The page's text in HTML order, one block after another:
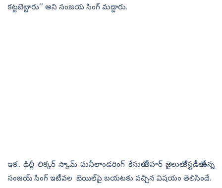
కట్టబెట్టారు’’ అని సంజయ​ సింగ్‌ మడ్డారు.
ఇక.. ఢిల్లీ లిక్కర్‌ స్కామ్ మనీలాండరింగ్‌ కేసులో తీహర్‌ జైలులో కస్టడీలో ఉన్న
సంజయ్‌ సింగ్‌ ఇటీవల బెయిల్‌పై బయటకు వచ్చిన విషయం తెలిసిందే.